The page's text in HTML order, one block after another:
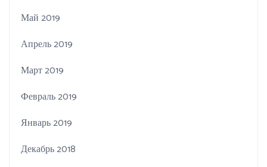
Май 2019
Апрель 2019
Март 2019
Февраль 2019
Январь 2019
Декабрь 2018